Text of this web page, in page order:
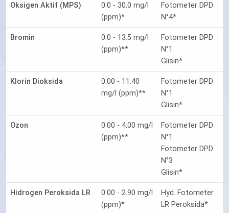
Oksigen Aktif (MPS)
0.0 - 30.0 mg/l
(ppm)*
Fotometer DPD
N°4*
Bromin
0.0 - 13.5 mg/l
(ppm)**
Fotometer DPD
N°1
Glisin*
Klorin Dioksida
0.00 - 11.40
mg/l (ppm)**
Fotometer DPD
N°1
Glisin*
Ozon
0.00 - 4.00 mg/l
(ppm)**
Fotometer DPD
N°1
Fotometer DPD
N°3
Glisin*
Hidrogen Peroksida LR
0.00 - 2.90 mg/l
(ppm)*
Hyd. Fotometer
LR Peroksida*